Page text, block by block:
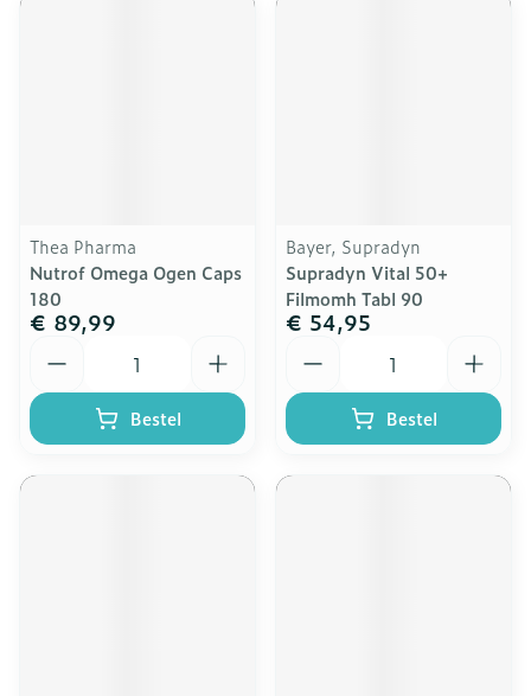
Thea Pharma
Nutrof Omega Ogen Caps
180
€ 89,99
Bestel
Bayer, Supradyn
Supradyn Vital 50+
Filmomh Tabl 90
€ 54,95
Bestel